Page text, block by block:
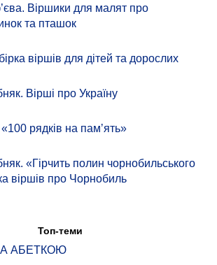
Віршики для малят про
та пташок
віршів для дітей та дорослих
Вірші про Україну
рядків на памʼять»
«Гірчить полин чорнобильського
віршів про Чорнобиль
Топ-теми
АБЕТКОЮ